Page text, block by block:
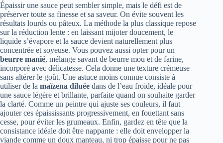
Épaissir une sauce peut sembler simple, mais le défi est de
préserver toute sa finesse et sa saveur. On évite souvent les
résultats lourds ou pâteux. La méthode la plus classique repose
sur la réduction lente : en laissant mijoter doucement, le
liquide s’évapore et la sauce devient naturellement plus
concentrée et soyeuse. Vous pouvez aussi opter pour un
beurre manié, mélange savant de beurre mou et de farine,
incorporé avec délicatesse. Cela donne une texture crémeuse
sans altérer le goût. Une astuce moins connue consiste à
utiliser de la maïzena diluée dans de l’eau froide, idéale pour
une sauce légère et brillante, parfaite quand on souhaite garder
la clarté. Comme un peintre qui ajuste ses couleurs, il faut
ajouter ces épaississants progressivement, en fouettant sans
cesse, pour éviter les grumeaux. Enfin, gardez en tête que la
consistance idéale doit être nappante : elle doit envelopper la
viande comme un doux manteau, ni trop épaisse pour ne pas